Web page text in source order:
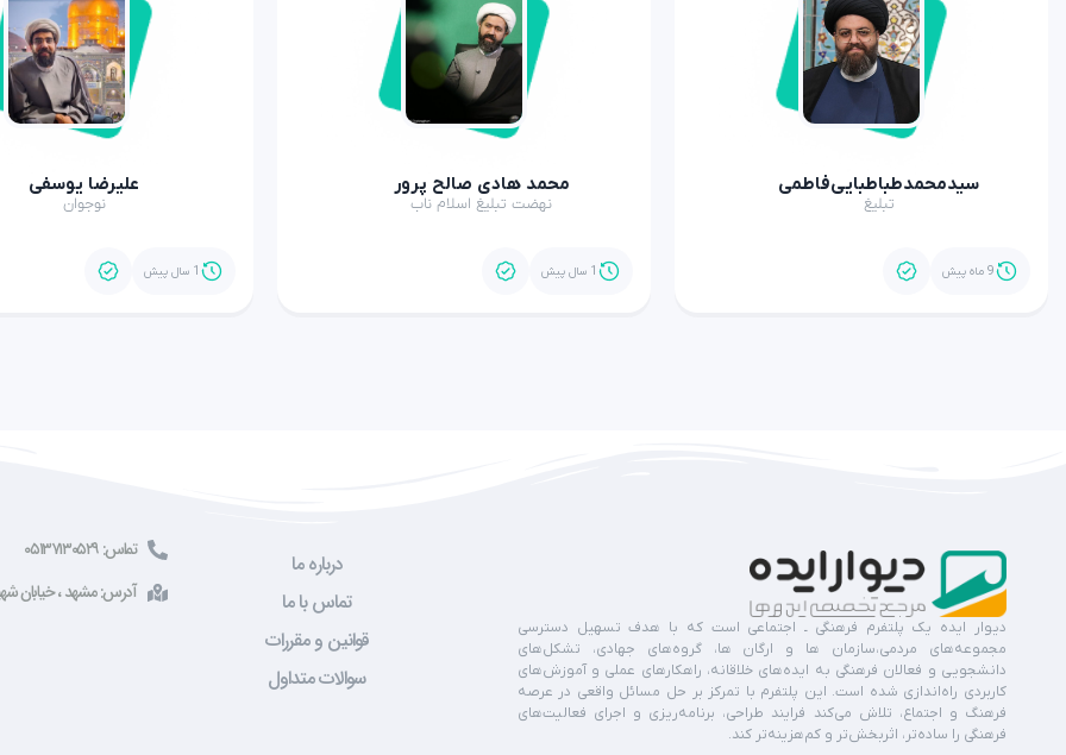
سیدمحمدطباطبایی‌فاطمی
تبلیغ
9 ماه پیش
محمد هادی صالح پرور
نهضت تبلیغ اسلام ناب
1 سال پیش
علیرضا یوسفی
نوجوان
1 سال پیش
دیوار ایده یک پلتفرم فرهنگی ـ اجتماعی است که با هدف تسهیل دسترسی
مجموعه‌های مردمی،سازمان ها و ارگان ها، گروه‌های جهادی، تشکل‌های
دانشجویی و فعالان فرهنگی به ایده‌های خلاقانه، راهکارهای عملی و آموزش‌های
کاربردی راه‌اندازی شده است. این پلتفرم با تمرکز بر حل مسائل واقعی در عرصه
فرهنگ و اجتماع، تلاش می‌کند فرایند طراحی، برنامه‌ریزی و اجرای فعالیت‌های
فرهنگی را ساده‌تر، اثربخش‌تر و کم‌هزینه‌تر کند.
درباره ما
تماس با ما
قوانین و مقررات
سوالات متداول
تماس: ۰۵۱۳۷۱۳۰۵۲۹
آدرس: مشهد ، خیابان شهید صادقی